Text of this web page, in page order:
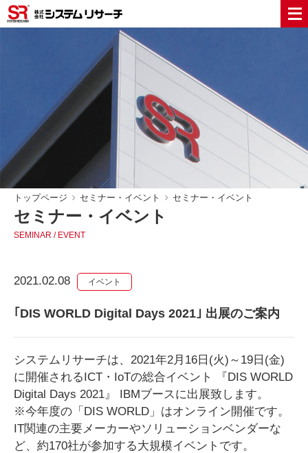
トップページ セミナー・イベント セミナー・イベント
セミナー・イベント
SEMINAR / EVENT
2021.02.08 イベント
｢DIS WORLD Digital Days 2021｣ 出展のご案内
システムリサーチは、2021年2月16日(火)～19日(金)
に開催されるICT・IoTの総合イベント 『DIS WORLD
Digital Days 2021』 IBMブースに出展致します。
※今年度の「DIS WORLD」はオンライン開催です。
IT関連の主要メーカーやソリューションベンダーな
ど、約170社が参加する大規模イベントです。